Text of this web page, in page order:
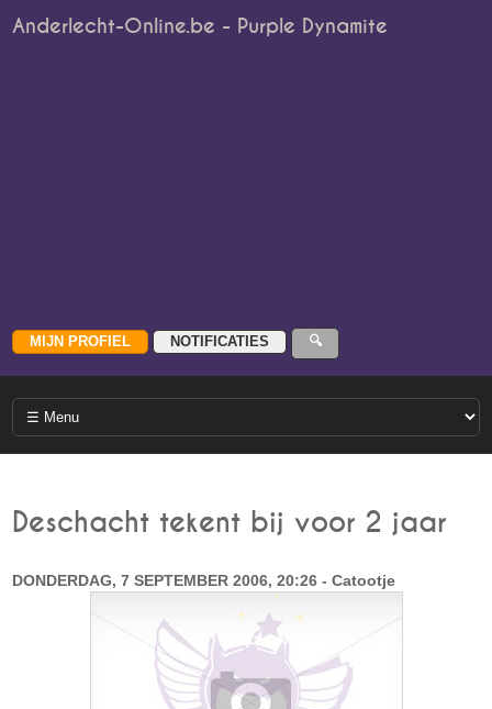
Anderlecht-Online.be - Purple Dynamite
Deschacht tekent bij voor 2 jaar
DONDERDAG, 7 SEPTEMBER 2006, 20:26 - Catootje